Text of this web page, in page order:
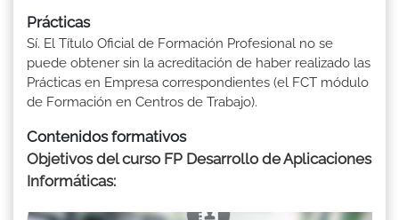
Prácticas
Sí. El Título Oficial de Formación Profesional no se
puede obtener sin la acreditación de haber realizado las
Prácticas en Empresa correspondientes (el FCT módulo
de Formación en Centros de Trabajo).
Contenidos formativos
Objetivos del curso FP Desarrollo de Aplicaciones
Informáticas: